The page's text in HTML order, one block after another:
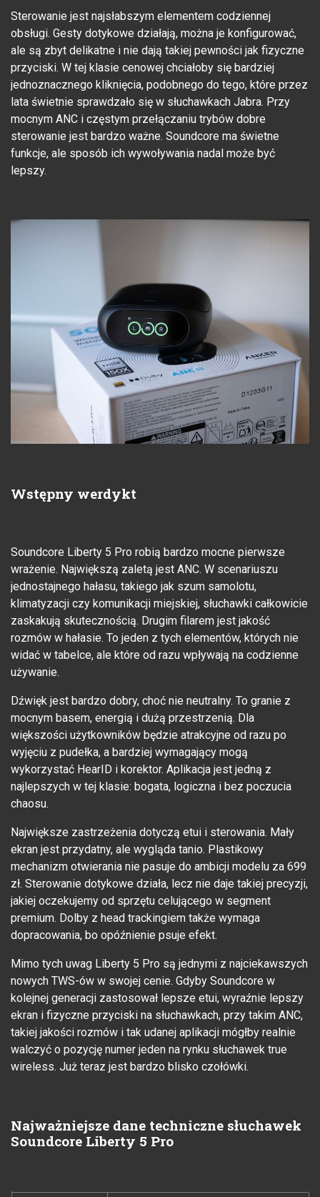
Sterowanie jest najsłabszym elementem codziennej
obsługi. Gesty dotykowe działają, można je konfigurować,
ale są zbyt delikatne i nie dają takiej pewności jak fizyczne
przyciski. W tej klasie cenowej chciałoby się bardziej
jednoznacznego kliknięcia, podobnego do tego, które przez
lata świetnie sprawdzało się w słuchawkach Jabra. Przy
mocnym ANC i częstym przełączaniu trybów dobre
sterowanie jest bardzo ważne. Soundcore ma świetne
funkcje, ale sposób ich wywoływania nadal może być
lepszy.
Wstępny werdykt
Soundcore Liberty 5 Pro robią bardzo mocne pierwsze
wrażenie. Największą zaletą jest ANC. W scenariuszu
jednostajnego hałasu, takiego jak szum samolotu,
klimatyzacji czy komunikacji miejskiej, słuchawki całkowicie
zaskakują skutecznością. Drugim filarem jest jakość
rozmów w hałasie. To jeden z tych elementów, których nie
widać w tabelce, ale które od razu wpływają na codzienne
używanie.
Dźwięk jest bardzo dobry, choć nie neutralny. To granie z
mocnym basem, energią i dużą przestrzenią. Dla
większości użytkowników będzie atrakcyjne od razu po
wyjęciu z pudełka, a bardziej wymagający mogą
wykorzystać HearID i korektor. Aplikacja jest jedną z
najlepszych w tej klasie: bogata, logiczna i bez poczucia
chaosu.
Największe zastrzeżenia dotyczą etui i sterowania. Mały
ekran jest przydatny, ale wygląda tanio. Plastikowy
mechanizm otwierania nie pasuje do ambicji modelu za 699
zł. Sterowanie dotykowe działa, lecz nie daje takiej precyzji,
jakiej oczekujemy od sprzętu celującego w segment
premium. Dolby z head trackingiem także wymaga
dopracowania, bo opóźnienie psuje efekt.
Mimo tych uwag Liberty 5 Pro są jednymi z najciekawszych
nowych TWS-ów w swojej cenie. Gdyby Soundcore w
kolejnej generacji zastosował lepsze etui, wyraźnie lepszy
ekran i fizyczne przyciski na słuchawkach, przy takim ANC,
takiej jakości rozmów i tak udanej aplikacji mógłby realnie
walczyć o pozycję numer jeden na rynku słuchawek true
wireless. Już teraz jest bardzo blisko czołówki.
Najważniejsze dane techniczne słuchawek
Soundcore Liberty 5 Pro